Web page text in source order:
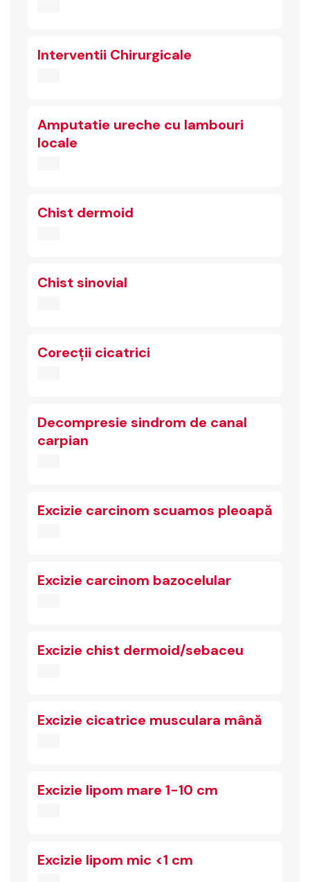
Interventii Chirurgicale
Amputatie ureche cu lambouri
locale
Chist dermoid
Chist sinovial
Corecții cicatrici
Decompresie sindrom de canal
carpian
Excizie carcinom scuamos pleoapă
Excizie carcinom bazocelular
Excizie chist dermoid/sebaceu
Excizie cicatrice musculara mână
Excizie lipom mare 1-10 cm
Excizie lipom mic <1 cm